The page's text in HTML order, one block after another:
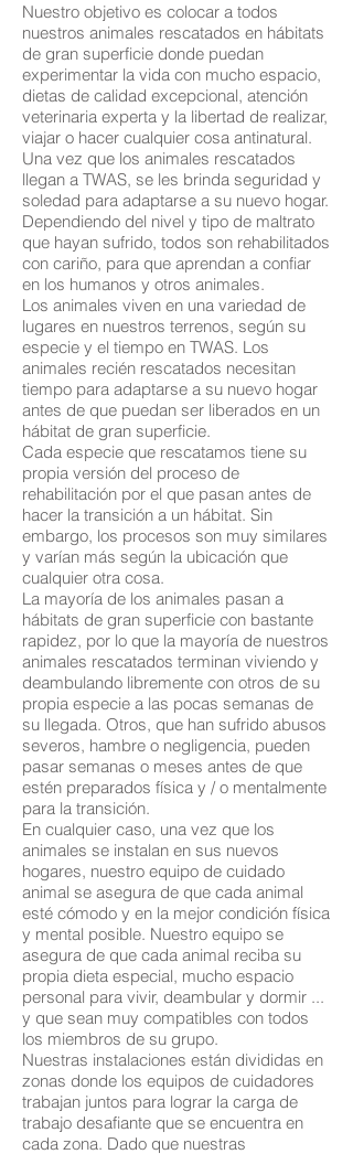
Nuestro objetivo es colocar a todos
nuestros animales rescatados en hábitats
de gran superficie donde puedan
experimentar la vida con mucho espacio,
dietas de calidad excepcional, atención
veterinaria experta y la libertad de realizar,
viajar o hacer cualquier cosa antinatural.
Una vez que los animales rescatados
llegan a TWAS, se les brinda seguridad y
soledad para adaptarse a su nuevo hogar.
Dependiendo del nivel y tipo de maltrato
que hayan sufrido, todos son rehabilitados
con cariño, para que aprendan a confiar
en los humanos y otros animales.
Los animales viven en una variedad de
lugares en nuestros terrenos, según su
especie y el tiempo en TWAS. Los
animales recién rescatados necesitan
tiempo para adaptarse a su nuevo hogar
antes de que puedan ser liberados en un
hábitat de gran superficie.
Cada especie que rescatamos tiene su
propia versión del proceso de
rehabilitación por el que pasan antes de
hacer la transición a un hábitat. Sin
embargo, los procesos son muy similares
y varían más según la ubicación que
cualquier otra cosa.
La mayoría de los animales pasan a
hábitats de gran superficie con bastante
rapidez, por lo que la mayoría de nuestros
animales rescatados terminan viviendo y
deambulando libremente con otros de su
propia especie a las pocas semanas de
su llegada. Otros, que han sufrido abusos
severos, hambre o negligencia, pueden
pasar semanas o meses antes de que
estén preparados física y / o mentalmente
para la transición.
En cualquier caso, una vez que los
animales se instalan en sus nuevos
hogares, nuestro equipo de cuidado
animal se asegura de que cada animal
esté cómodo y en la mejor condición física
y mental posible. Nuestro equipo se
asegura de que cada animal reciba su
propia dieta especial, mucho espacio
personal para vivir, deambular y dormir ...
y que sean muy compatibles con todos
los miembros de su grupo.
Nuestras instalaciones están divididas en
zonas donde los equipos de cuidadores
trabajan juntos para lograr la carga de
trabajo desafiante que se encuentra en
cada zona. Dado que nuestras